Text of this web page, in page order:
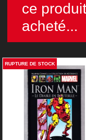
ce
acheté...
RUPTURE DE STOCK